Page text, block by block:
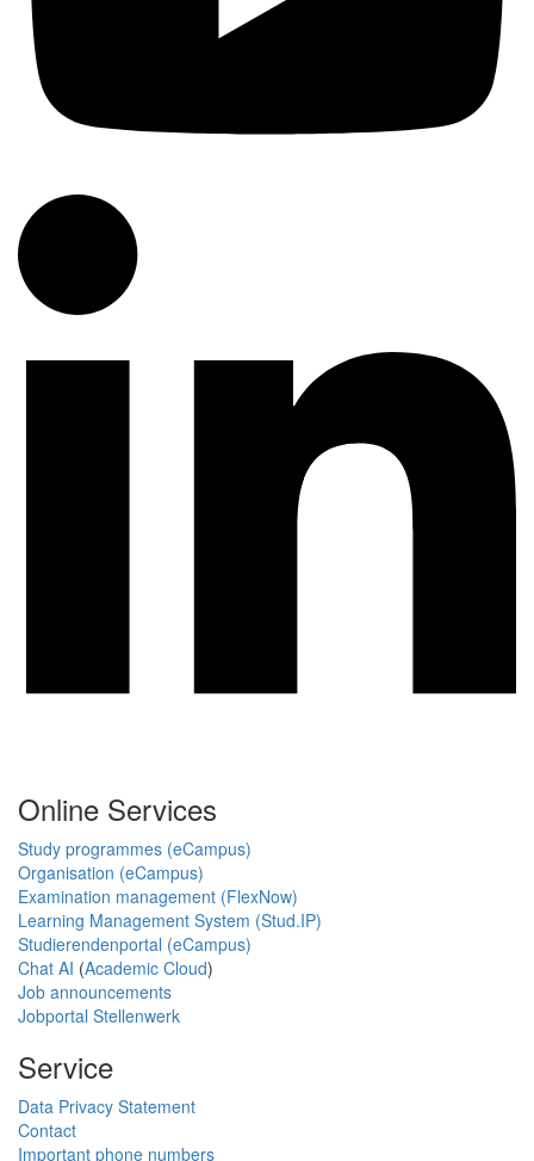
Online Services
Study programmes (eCampus)
Organisation (eCampus)
Examination management (FlexNow)
Learning Management System (Stud.IP)
Studierendenportal (eCampus)
Chat AI (Academic Cloud)
Job announcements
Jobportal Stellenwerk
Service
Data Privacy Statement
Contact
Important phone numbers